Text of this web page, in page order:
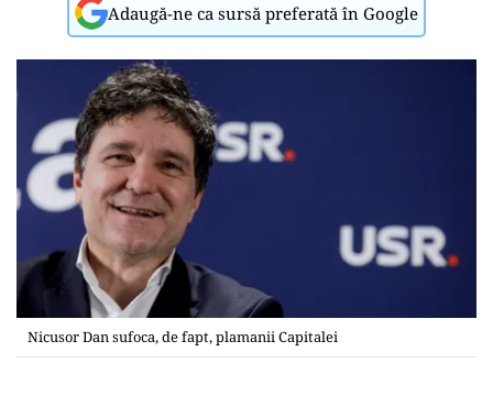
Adaugă-ne ca sursă preferată în Google
Nicusor Dan sufoca, de fapt, plamanii Capitalei